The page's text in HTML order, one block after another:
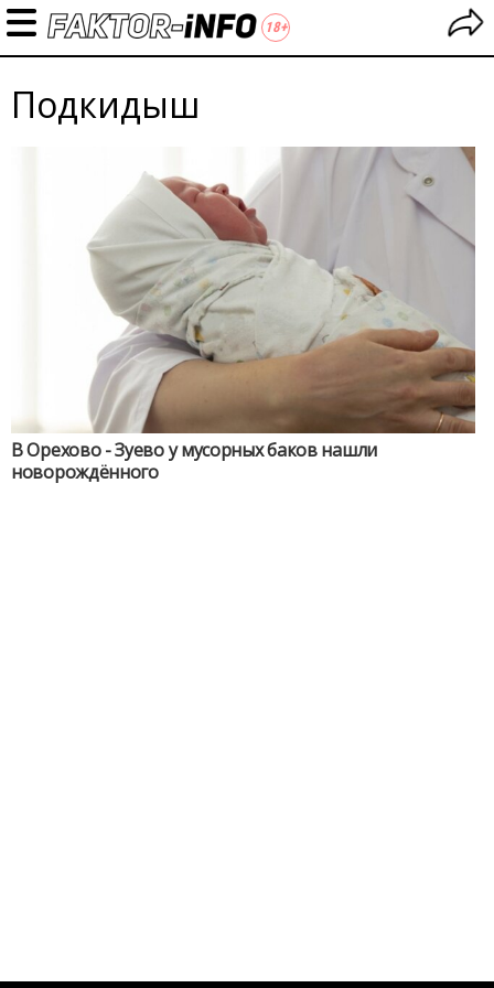
Подкидыш
В Орехово - Зуево у мусорных баков нашли
новорождённого